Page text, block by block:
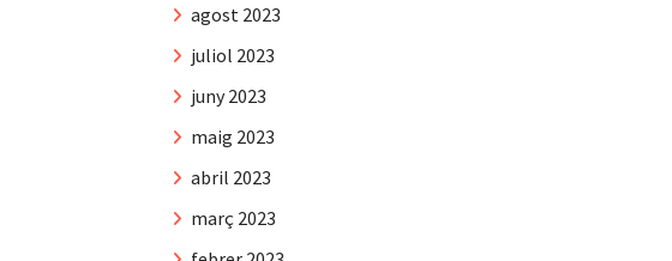
agost 2023
juliol 2023
juny 2023
maig 2023
abril 2023
març 2023